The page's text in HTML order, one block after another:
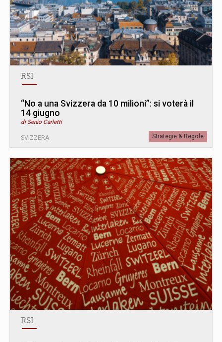
RSI
“No a una Svizzera da 10 milioni”: si voterà il
14 giugno
di Senio Carletti
SVIZZERA Strategie & Regole
RSI